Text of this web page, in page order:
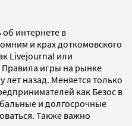
об интернете в
и крах доткомовского
Livejournal или
Правила игры на рынке
лет назад. Меняется только
как Безос в
и долгосрочные
Также важно